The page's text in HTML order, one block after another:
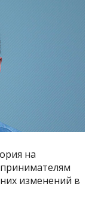
на
изменений в